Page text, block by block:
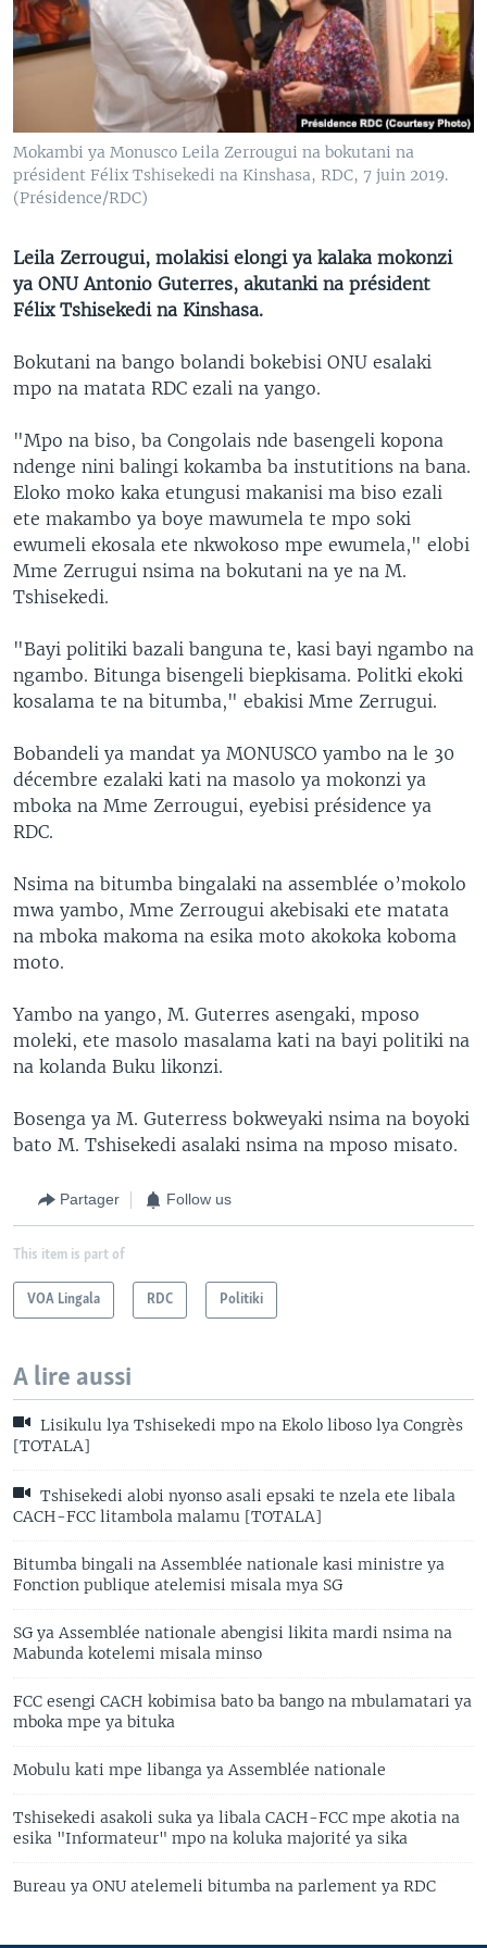
SÉCURITÉ
SCIENCE/TECHNOLOGIE
Mokambi ya Monusco Leila Zerrougui na bokutani na
président Félix Tshisekedi na Kinshasa, RDC, 7 juin 2019.
(Présidence/RDC)
Leila Zerrougui, molakisi elongi ya kalaka mokonzi
ya ONU Antonio Guterres, akutanki na président
Félix Tshisekedi na Kinshasa.
Bokutani na bango bolandi bokebisi ONU esalaki
mpo na matata RDC ezali na yango.
"Mpo na biso, ba Congolais nde basengeli kopona
ndenge nini balingi kokamba ba instutitions na bana.
Eloko moko kaka etungusi makanisi ma biso ezali
ete makambo ya boye mawumela te mpo soki
ewumeli ekosala ete nkwokoso mpe ewumela," elobi
Mme Zerrugui nsima na bokutani na ye na M.
Tshisekedi.
"Bayi politiki bazali banguna te, kasi bayi ngambo na
ngambo. Bitunga bisengeli biepkisama. Politki ekoki
kosalama te na bitumba," ebakisi Mme Zerrugui.
Bobandeli ya mandat ya MONUSCO yambo na le 30
décembre ezalaki kati na masolo ya mokonzi ya
mboka na Mme Zerrougui, eyebisi présidence ya
RDC.
Nsima na bitumba bingalaki na assemblée o’mokolo
mwa yambo, Mme Zerrougui akebisaki ete matata
na mboka makoma na esika moto akokoka koboma
moto.
Yambo na yango, M. Guterres asengaki, mposo
moleki, ete masolo masalama kati na bayi politiki na
na kolanda Buku likonzi.
Bosenga ya M. Guterress bokweyaki nsima na boyoki
bato M. Tshisekedi asalaki nsima na mposo misato.
Partager Follow us
This item is part of
VOA Lingala RDC Politiki
A lire aussi
Lisikulu lya Tshisekedi mpo na Ekolo liboso lya Congrès
[TOTALA]
Tshisekedi alobi nyonso asali epsaki te nzela ete libala
CACH-FCC litambola malamu [TOTALA]
Bitumba bingali na Assemblée nationale kasi ministre ya
Fonction publique atelemisi misala mya SG
SG ya Assemblée nationale abengisi likita mardi nsima na
Mabunda kotelemi misala minso
FCC esengi CACH kobimisa bato ba bango na mbulamatari ya
mboka mpe ya bituka
Mobulu kati mpe libanga ya Assemblée nationale
Tshisekedi asakoli suka ya libala CACH-FCC mpe akotia na
esika "Informateur" mpo na koluka majorité ya sika
Bureau ya ONU atelemeli bitumba na parlement ya RDC